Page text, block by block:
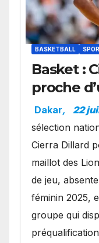
BASKETBALL
Basket :
proche
avec les
Dakar, 22
sélection
Cierra Dillard
maillot des
de jeu,
féminin 2025,
groupe qui